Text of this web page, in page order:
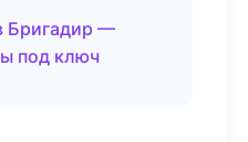
Бригадир —
под ключ